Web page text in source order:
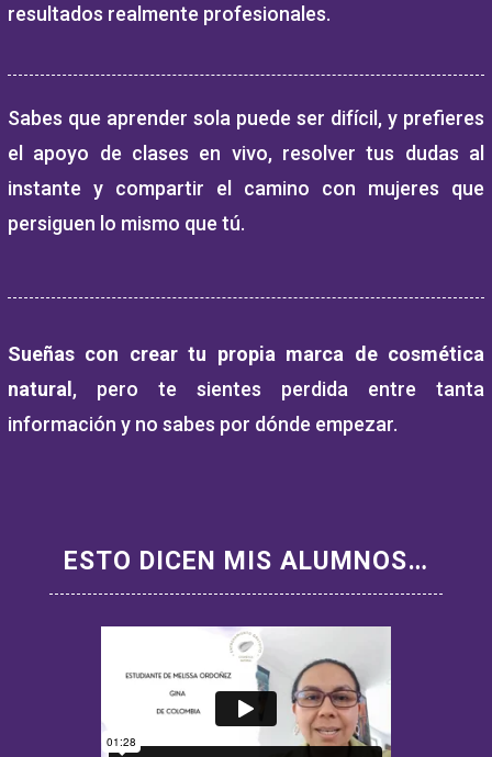
resultados realmente profesionales.
Sabes que aprender sola puede ser difícil, y prefieres
el apoyo de clases en vivo, resolver tus dudas al
instante y compartir el camino con mujeres que
persiguen lo mismo que tú.
Sueñas con crear tu propia marca de cosmética
natural, pero te sientes perdida entre tanta
información y no sabes por dónde empezar.
ESTO DICEN MIS ALUMNOS…